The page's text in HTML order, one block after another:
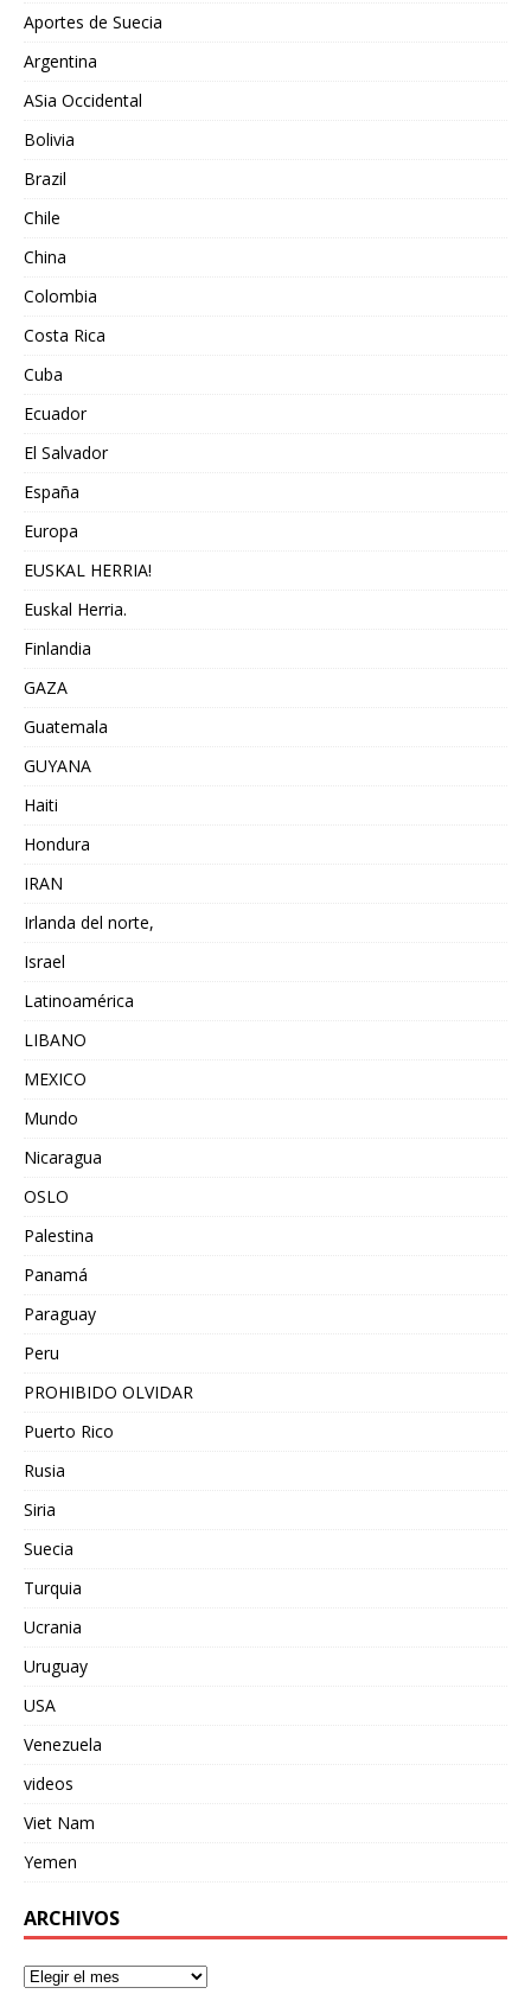
Aportes de Suecia
Argentina
ASia Occidental
Bolivia
Brazil
Chile
China
Colombia
Costa Rica
Cuba
Ecuador
El Salvador
España
Europa
EUSKAL HERRIA!
Euskal Herria.
Finlandia
GAZA
Guatemala
GUYANA
Haiti
Hondura
IRAN
Irlanda del norte,
Israel
Latinoamérica
LIBANO
MEXICO
Mundo
Nicaragua
OSLO
Palestina
Panamá
Paraguay
Peru
PROHIBIDO OLVIDAR
Puerto Rico
Rusia
Siria
Suecia
Turquia
Ucrania
Uruguay
USA
Venezuela
videos
Viet Nam
Yemen
ARCHIVOS